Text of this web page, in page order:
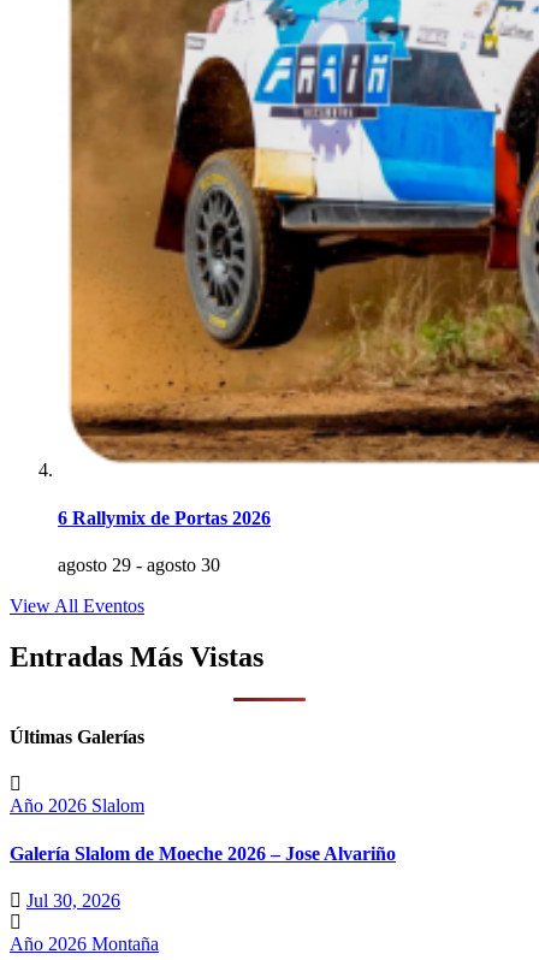
6 Rallymix de Portas 2026
agosto 29 - agosto 30
View All Eventos
Entradas Más Vistas
Últimas Galerías
Año 2026 Slalom
Galería Slalom de Moeche 2026 – Jose Alvariño
Jul 30, 2026
Año 2026 Montaña